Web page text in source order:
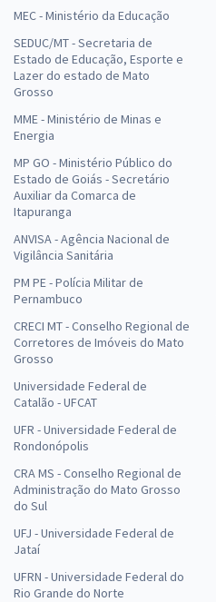
MEC - Ministério da Educação
SEDUC/MT - Secretaria de
Estado de Educação, Esporte e
Lazer do estado de Mato
Grosso
MME - Ministério de Minas e
Energia
MP GO - Ministério Público do
Estado de Goiás - Secretário
Auxiliar da Comarca de
Itapuranga
ANVISA - Agência Nacional de
Vigilância Sanitária
PM PE - Polícia Militar de
Pernambuco
CRECI MT - Conselho Regional de
Corretores de Imóveis do Mato
Grosso
Universidade Federal de
Catalão - UFCAT
UFR - Universidade Federal de
Rondonópolis
CRA MS - Conselho Regional de
Administração do Mato Grosso
do Sul
UFJ - Universidade Federal de
Jataí
UFRN - Universidade Federal do
Rio Grande do Norte